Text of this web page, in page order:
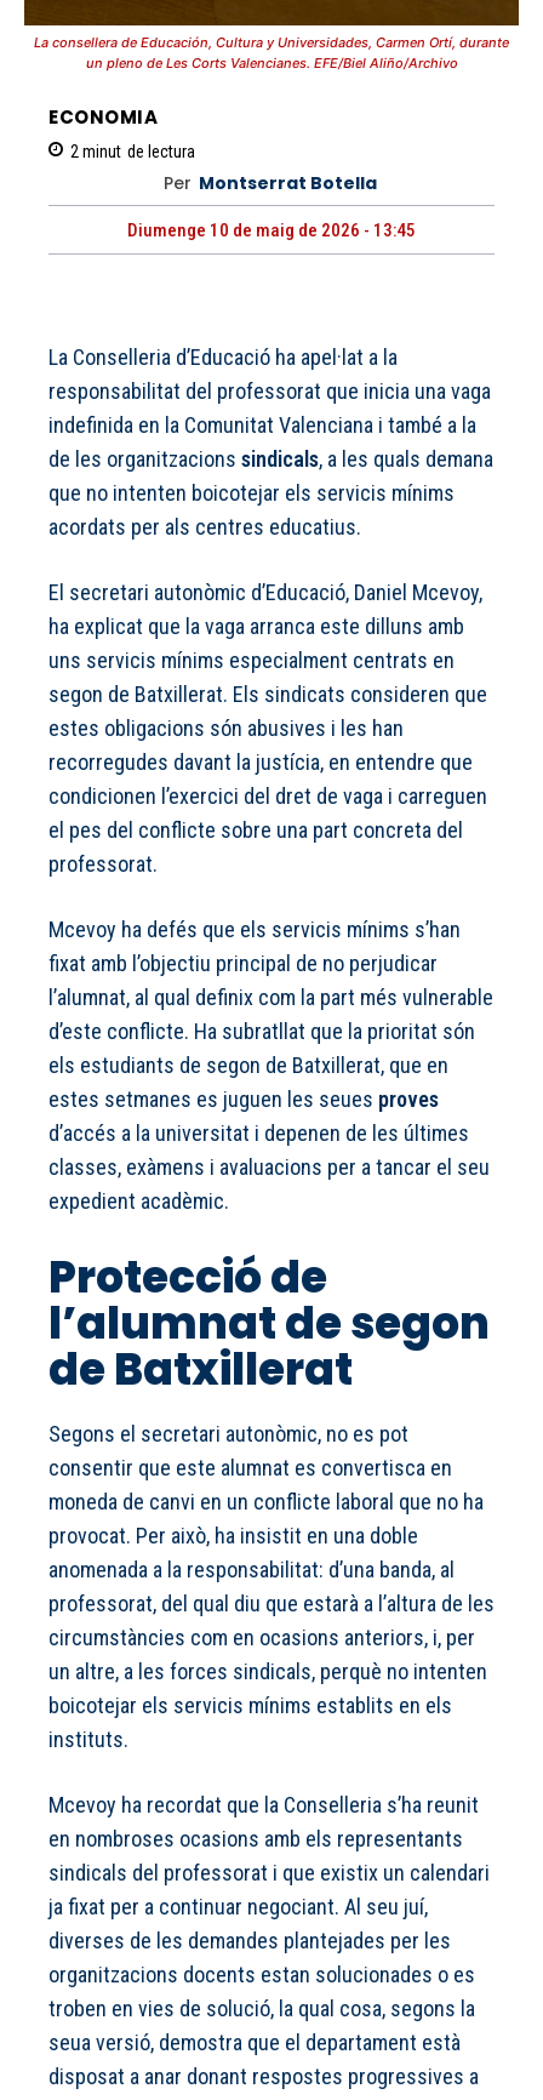
La consellera de Educación, Cultura y Universidades, Carmen Ortí, durante
un pleno de Les Corts Valencianes. EFE/Biel Aliño/Archivo
ECONOMIA
2 minut de lectura
Per Montserrat Botella
Diumenge 10 de maig de 2026 - 13:45
La Conselleria d’Educació ha apel·lat a la
responsabilitat del professorat que inicia una vaga
indefinida en la Comunitat Valenciana i també a la
de les organitzacions sindicals, a les quals demana
que no intenten boicotejar els servicis mínims
acordats per als centres educatius.
El secretari autonòmic d’Educació, Daniel Mcevoy,
ha explicat que la vaga arranca este dilluns amb
uns servicis mínims especialment centrats en
segon de Batxillerat. Els sindicats consideren que
estes obligacions són abusives i les han
recorregudes davant la justícia, en entendre que
condicionen l’exercici del dret de vaga i carreguen
el pes del conflicte sobre una part concreta del
professorat.
Mcevoy ha defés que els servicis mínims s’han
fixat amb l’objectiu principal de no perjudicar
l’alumnat, al qual definix com la part més vulnerable
d’este conflicte. Ha subratllat que la prioritat són
els estudiants de segon de Batxillerat, que en
estes setmanes es juguen les seues proves
d’accés a la universitat i depenen de les últimes
classes, exàmens i avaluacions per a tancar el seu
expedient acadèmic.
Protecció de
l’alumnat de segon
de Batxillerat
Segons el secretari autonòmic, no es pot
consentir que este alumnat es convertisca en
moneda de canvi en un conflicte laboral que no ha
provocat. Per això, ha insistit en una doble
anomenada a la responsabilitat: d’una banda, al
professorat, del qual diu que estarà a l’altura de les
circumstàncies com en ocasions anteriors, i, per
un altre, a les forces sindicals, perquè no intenten
boicotejar els servicis mínims establits en els
instituts.
Mcevoy ha recordat que la Conselleria s’ha reunit
en nombroses ocasions amb els representants
sindicals del professorat i que existix un calendari
ja fixat per a continuar negociant. Al seu juí,
diverses de les demandes plantejades per les
organitzacions docents estan solucionades o es
troben en vies de solució, la qual cosa, segons la
seua versió, demostra que el departament està
disposat a anar donant respostes progressives a